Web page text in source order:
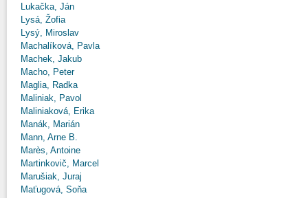
Lukačka, Ján
Lysá, Žofia
Lysý, Miroslav
Machalíková, Pavla
Machek, Jakub
Macho, Peter
Maglia, Radka
Maliniak, Pavol
Maliniaková, Erika
Manák, Marián
Mann, Arne B.
Marès, Antoine
Martinkovič, Marcel
Marušiak, Juraj
Maťugová, Soňa